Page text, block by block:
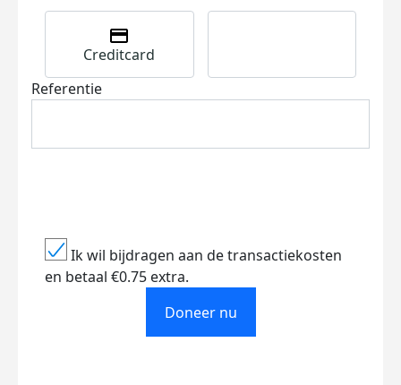
Creditcard
Referentie
Ik wil bijdragen aan de transactiekosten
en betaal €0.75 extra.
Doneer nu